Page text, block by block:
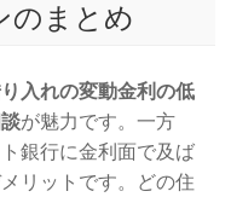
のまとめ
入れの変動金利の低
が魅力です。一方
銀行に金利面で及ば
リットです。どの住